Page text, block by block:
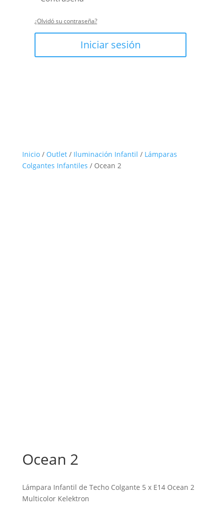
¿Olvidó su contraseña?
Iniciar sesión
Inicio/ Outlet/ Iluminación Infantil / Lámparas
Colgantes Infantiles / Ocean 2
Ocean 2
Lámpara Infantil de Techo Colgante 5 x E14 Ocean 2
Multicolor Kelektron